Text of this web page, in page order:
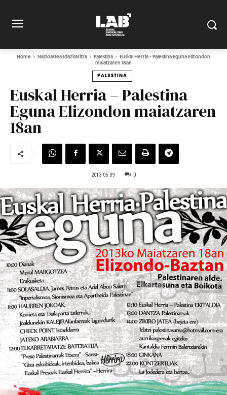
Home Nazioartea Idazkaritza Palestina
Euskal Herria - Palestina Eguna Elizondon
maiatzaren 18an
PALESTINA
Euskal Herria – Palestina
Eguna Elizondon maiatzaren
18an
2013-05-09 0